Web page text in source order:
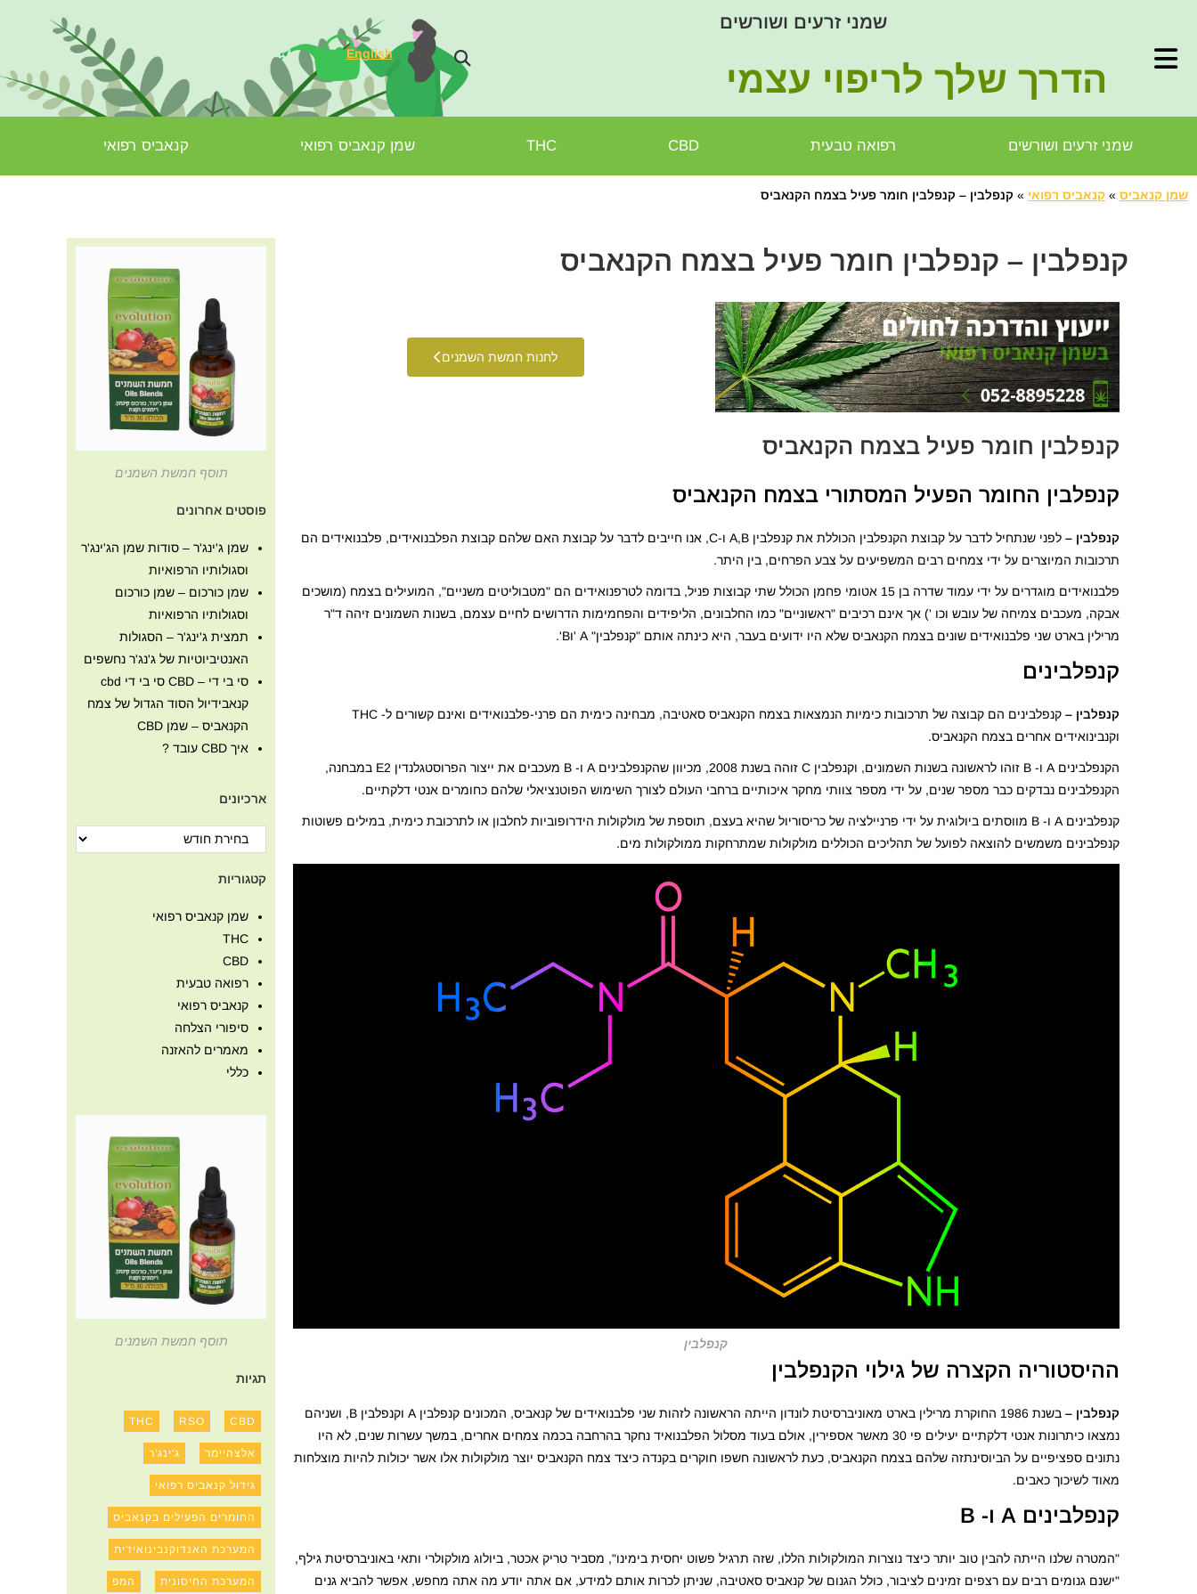
שמני זרעים ושורשים
הדרך שלך לריפוי עצמי
English
שמני זרעים ושורשים רפואה טבעית CBD
THC שמן קנאביס רפואי קנאביס רפואי
שמן קנאביס » קנאביס רפואי » קנפלבין – קנפלבין חומר פעיל בצמח הקנאביס
קנפלבין – קנפלבין חומר פעיל בצמח הקנאביס
לחנות חמשת השמנים
קנפלבין חומר פעיל בצמח הקנאביס
קנפלבין החומר הפעיל המסתורי בצמח הקנאביס
קנפלבין –
לפני שנתחיל לדבר על קבוצת הקנפלבין הכוללת את קנפלבין A,B ו-C, אנו חייבים לדבר על קבוצת האם שלהם קבוצת הפלבנואידים, פלבנואידים הם
תרכובות המיוצרים על ידי צמחים רבים המשפיעים על צבע הפרחים, בין היתר.
פלבנואידים מוגדרים על ידי עמוד שדרה בן 15 אטומי פחמן הכולל שתי קבוצות פניל, בדומה לטרפנואידים הם "מטבוליטים משניים", המועילים בצמח (מושכים
אבקה, מעכבים צמיחה של עובש וכו ') אך אינם רכיבים "ראשוניים" כמו החלבונים, הליפידים והפחמימות הדרושים לחיים עצמם, בשנות השמונים זיהה ד"ר
מרילין בארט שני פלבנואידים שונים בצמח הקנאביס שלא היו ידועים בעבר, היא כינתה אותם "קנפלבין" A 'וB'.
קנפלבינים
קנפלבין –
קנפלבינים הם קבוצה של תרכובות כימיות הנמצאות בצמח הקנאביס סאטיבה, מבחינה כימית הם פרני-פלבנואידים ואינם קשורים ל- THC
וקנבינואידים אחרים בצמח הקנאביס.
הקנפלבינים A ו- B זוהו לראשונה בשנות השמונים, וקנפלבין C זוהה בשנת 2008, מכיוון שהקנפלבינים A ו- B מעכבים את ייצור הפרוסטגלנדין E2 במבחנה,
הקנפלבינים נבדקים כבר מספר שנים, על ידי מספר צוותי מחקר איכותיים ברחבי העולם לצורך השימוש הפוטנציאלי שלהם כחומרים אנטי דלקתיים.
קנפלבינים A ו- B מווסתים ביולוגית על ידי פרניילציה של כריסוריול שהיא בעצם, תוספת של מולקולות הידרופוביות לחלבון או לתרכובת כימית, במילים פשוטות
קנפלבינים משמשים להוצאה לפועל של תהליכים הכוללים מולקולות שמתרחקות ממולקולות מים.
קנפלבין
ההיסטוריה הקצרה של גילוי הקנפלבין
קנפלבין –
בשנת 1986 החוקרת מרילין בארט מאוניברסיטת לונדון הייתה הראשונה לזהות שני פלבנואידים של קנאביס, המכונים קנפלבין A וקנפלבין B, ושניהם
נמצאו כיתרונות אנטי דלקתיים יעילים פי 30 מאשר אספירין, אולם בעוד מסלול הפלבנואיד נחקר בהרחבה בכמה צמחים אחרים, במשך עשרות שנים, לא היו
נתונים ספציפיים על הביוסינתזה שלהם בצמח הקנאביס, כעת לראשונה חשפו חוקרים בקנדה כיצד צמח הקנאביס יוצר מולקולות אלו אשר יכולות להיות מוצלחות
מאוד לשיכוך כאבים.
קנפלבינים A ו- B
"המטרה שלנו הייתה להבין טוב יותר כיצד נוצרות המולקולות הללו, שזה תרגיל פשוט יחסית בימינו", מסביר טריק אכטר, ביולוג מולקולרי ותאי באוניברסיטת גילף,
"ישנם גנומים רבים עם רצפים זמינים לציבור, כולל הגנום של קנאביס סאטיבה, שניתן לכרות אותם למידע, אם אתה יודע מה אתה מחפש, אפשר להביא גנים
תוסף חמשת השמנים
פוסטים אחרונים
שמן ג'ינג'ר – סודות שמן הג'ינג'ר
וסגולותיו הרפואיות
שמן כורכום – שמן כורכום
וסגולותיו הרפואיות
תמצית ג'ינג'ר – הסגולות
האנטיביוטיות של ג'נג'ר נחשפים
סי בי די – CBD סי בי די cbd
קנאבידיול הסוד הגדול של צמח
הקנאביס – שמן CBD
איך CBD עובד ?
ארכיונים
קטגוריות
שמן קנאביס רפואי
THC
CBD
רפואה טבעית
קנאביס רפואי
סיפורי הצלחה
מאמרים להאזנה
כללי
תוסף חמשת השמנים
תגיות
CBD
RSO
THC
אלצהיימר ג'ינג'ר
גידול קנאביס רפואי
החומרים הפעילים בקנאביס
המערכת האנדוקנבינואידית
המערכת החיסונית המפ